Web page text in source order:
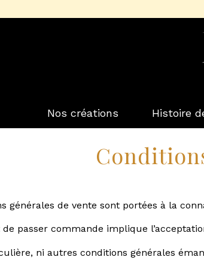
Nos créations Histoire
générales de vente sont portées à la
passer commande implique
ni autres conditions générales